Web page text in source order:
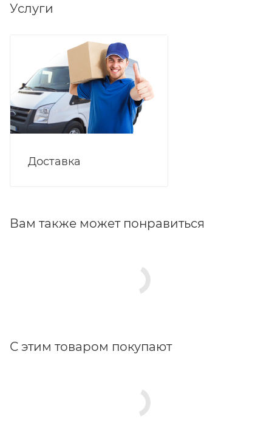
Услуги
Доставка
Вам также может понравиться
С этим товаром покупают